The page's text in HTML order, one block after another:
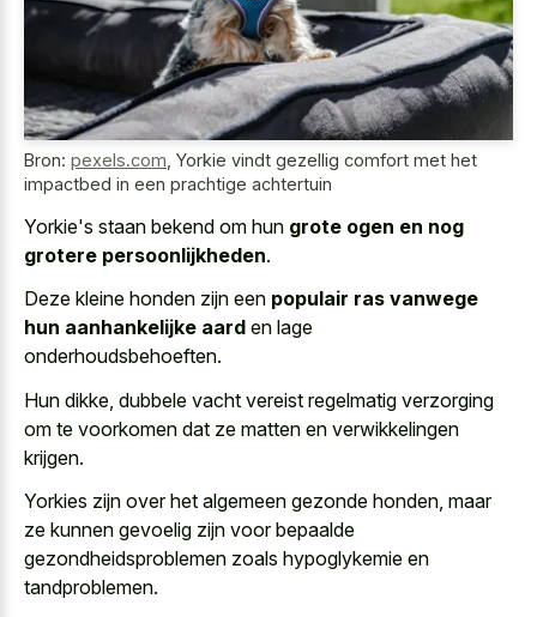
Bron: pexels.com Yorkie vindt gezellig comfort met het
impactbed in een prachtige achtertuin
Yorkie's staan bekend om hun grote ogen en nog
grotere persoonlijkheden.
Deze kleine honden zijn een populair ras vanwege
hun aanhankelijke aard en lage
onderhoudsbehoeften.
Hun dikke, dubbele vacht vereist regelmatig verzorging
om te voorkomen dat ze matten en verwikkelingen
krijgen.
Yorkies zijn over het algemeen gezonde honden, maar
ze kunnen gevoelig zijn voor bepaalde
gezondheidsproblemen zoals hypoglykemie en
tandproblemen.